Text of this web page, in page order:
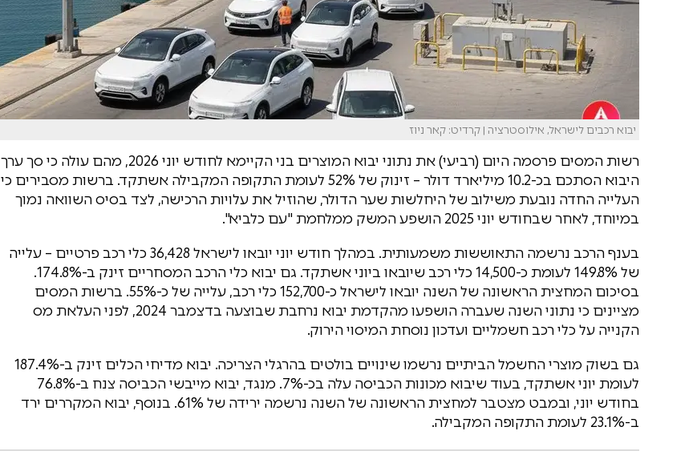
יבוא רכבים לישראל, אילוסטרציה | קרדיט: קאר ניוז
רשות המסים פרסמה היום (רביעי) את נתוני יבוא המוצרים בני הקיימא לחודש יוני 2026, מהם עולה כי סך ערך
היבוא הסתכם בכ-10.2 מיליארד דולר – זינוק של 52% לעומת התקופה המקבילה אשתקד. ברשות מסבירים כי
העלייה החדה נובעת משילוב של היחלשות שער הדולר, שהוזיל את עלויות הרכישה, לצד בסיס השוואה נמוך
במיוחד, לאחר שבחודש יוני 2025 הושפע המשק ממלחמת "עם כלביא".
בענף הרכב נרשמה התאוששות משמעותית. במהלך חודש יוני יובאו לישראל 36,428 כלי רכב פרטיים – עלייה
של 149.8% לעומת כ-14,500 כלי רכב שיובאו ביוני אשתקד. גם יבוא כלי הרכב המסחריים זינק ב-174.8%.
בסיכום המחצית הראשונה של השנה יובאו לישראל כ-152,700 כלי רכב, עלייה של כ-55%. ברשות המסים
מציינים כי נתוני השנה שעברה הושפעו מהקדמת יבוא נרחבת שבוצעה בדצמבר 2024, לפני העלאת מס
הקנייה על כלי רכב חשמליים ועדכון נוסחת המיסוי הירוק.
גם בשוק מוצרי החשמל הביתיים נרשמו שינויים בולטים בהרגלי הצריכה. יבוא מדיחי הכלים זינק ב-187.4%
לעומת יוני אשתקד, בעוד שיבוא מכונות הכביסה עלה בכ-7%. מנגד, יבוא מייבשי הכביסה צנח ב-76.8%
בחודש יוני, ובמבט מצטבר למחצית הראשונה של השנה נרשמה ירידה של 61%. בנוסף, יבוא המקררים ירד
ב-23.1% לעומת התקופה המקבילה.